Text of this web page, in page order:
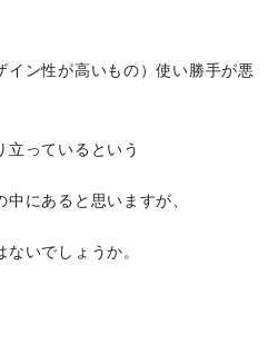
イン性が高いもの）使い勝手が悪
立っているという
にあると思いますが、
いでしょうか。